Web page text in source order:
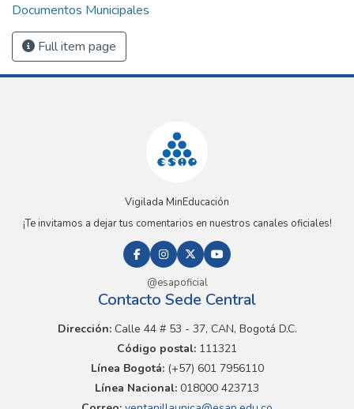
Documentos Municipales
Full item page
Vigilada MinEducación
¡Te invitamos a dejar tus comentarios en nuestros canales oficiales!
@esapoficial
Contacto Sede Central
Dirección:Calle 44 # 53 - 37, CAN, Bogotá D.C.
Código postal: 111321
Línea Bogotá:(+57) 601 7956110
Línea Nacional: 018000 423713